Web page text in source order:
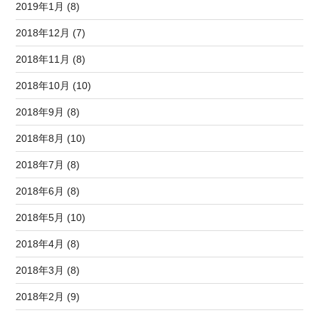
2019年1月 (8)
2018年12月 (7)
2018年11月 (8)
2018年10月 (10)
2018年9月 (8)
2018年8月 (10)
2018年7月 (8)
2018年6月 (8)
2018年5月 (10)
2018年4月 (8)
2018年3月 (8)
2018年2月 (9)